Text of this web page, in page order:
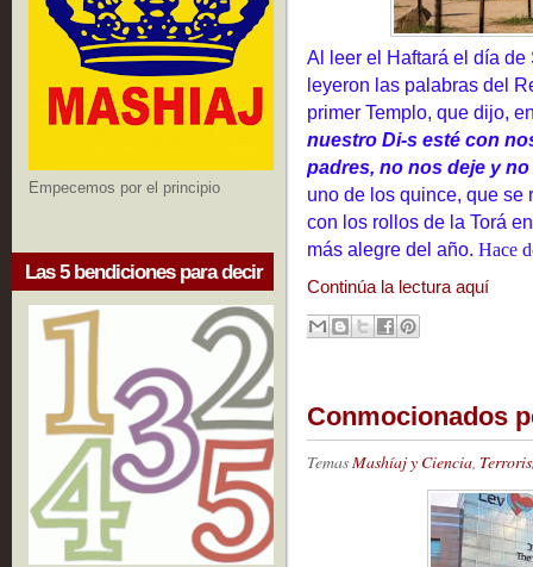
Empecemos por el principio
Las 5 bendiciones para decir
Al leer el Haftará el día
leyeron las palabras del
primer Templo, que dijo,
nuestro Di-s esté con
padres, no nos deje y
uno de los quince, que se
con los rollos de la Torá
más alegre del año. Hace
Continúa la lectura aquí
Conmocionados
TemasMashíaj y Ciencia,